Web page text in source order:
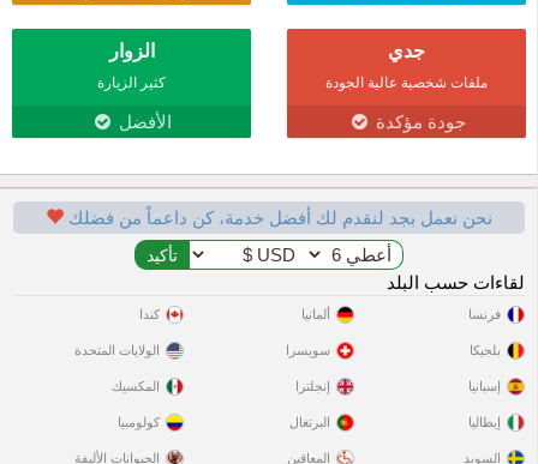
جدي
ملفات شخصية عالية الجودة
جودة مؤكدة
الزوار
كثير الزيارة
الأفضل
نحن نعمل بجد لنقدم لك أفضل خدمة، كن داعماً من فضلك
لقاءات حسب البلد
فرنسا
بلجيكا
إسبانيا
إيطاليا
السويد
ألمانيا
سويسرا
إنجلترا
البرتغال
المعاقين
كندا
الولايات المتحدة
المكسيك
كولومبيا
الحيوانات الأليفة